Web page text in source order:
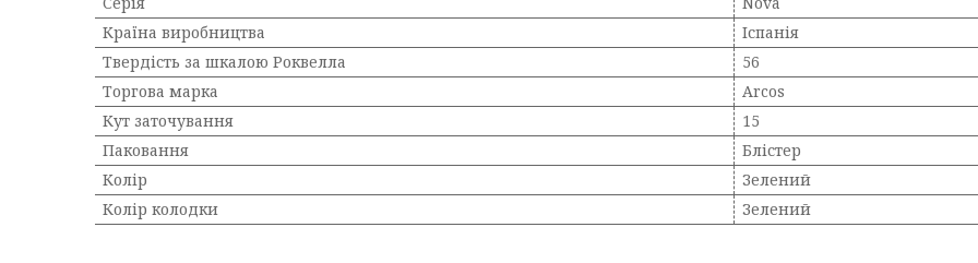
Країна виробництва
Іспанія
Твердість за шкалою Роквелла
56
Торгова марка
Arcos
Кут заточування
15
Паковання
Блістер
Колір
Зелений
Колір колодки
Зелений